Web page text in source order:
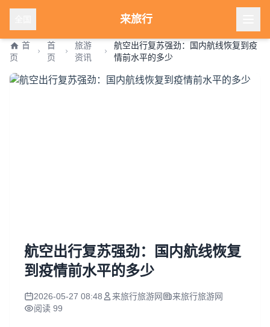
来旅行
首
页
首
页
旅游
资讯
航空出行复苏强劲：国内航线恢复到疫
情前水平的多少
航空出行复苏强劲：国内航线恢复
到疫情前水平的多少
2026-05-27 08:48 来旅行旅游网
来旅行旅游网
阅读 99